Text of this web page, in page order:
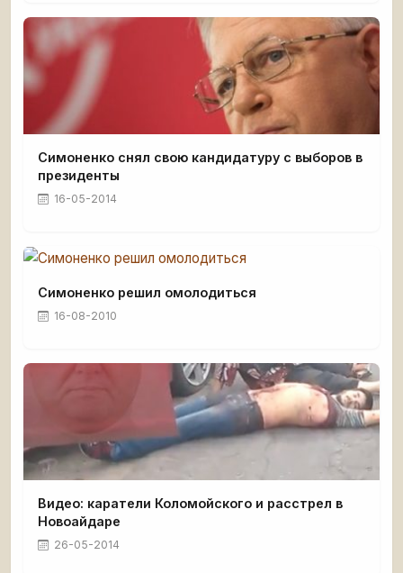
Симоненко снял свою кандидатуру с выборов в
президенты
16-05-2014
Симоненко решил омолодиться
16-08-2010
Видео: каратели Коломойского и расстрел в
Новоайдаре
26-05-2014